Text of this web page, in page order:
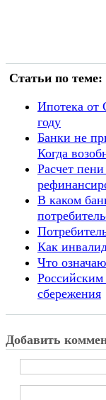
Статьи по теме:
Ипотека от
году
Банки не
Когда
Расчет
В каком
Как
Что
сбережения
Добавить